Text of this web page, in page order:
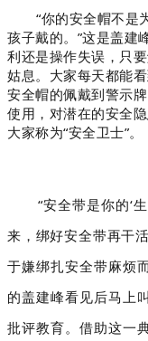
“你的安全帽不是
孩子戴的。”这是盖建
利还是操作失误，只
姑息。大家每天都能
安全帽的佩戴到警示
使用，对潜在的安全
大家称为“安全卫士”。
“安全带是你的‘
来，绑好安全带再干
于嫌绑扎安全带麻烦
的盖建峰看见后马上
批评教育。借助这一